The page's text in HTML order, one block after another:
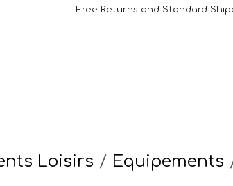
Free Returns and Standard
Loisirs Equipements